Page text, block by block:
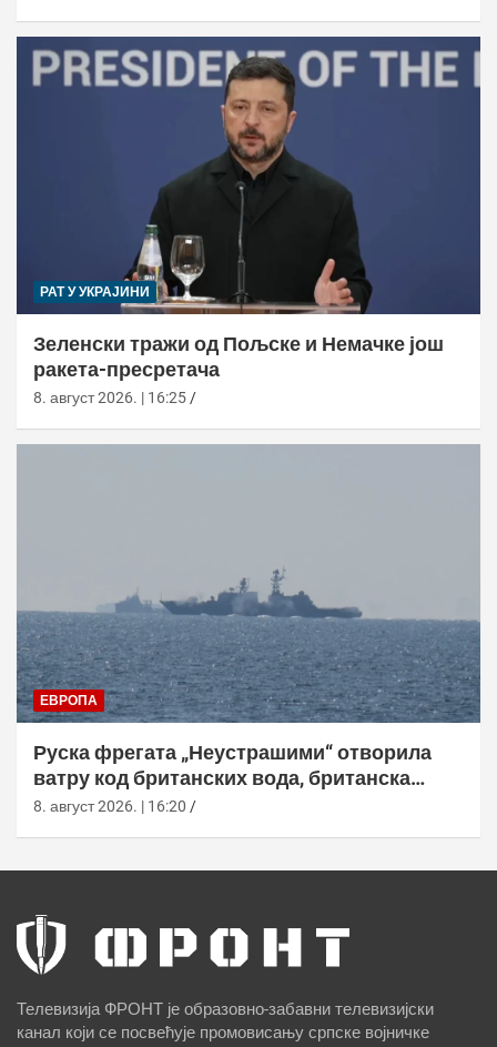
РАТ У УКРАЈИНИ
Зеленски тражи од Пољске и Немачке још
ракета-пресретача
8. август 2026. | 16:25
ЕВРОПА
Руска фрегата „Неустрашими“ отворила
ватру код британских вода, британска
морнарица појачала праћење
8. август 2026. | 16:20
Телевизија ФРОНТ је образовно-забавни телевизијски
канал који се посвећује промовисању српске војничке